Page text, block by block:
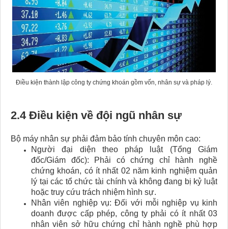
Điều kiện thành lập công ty chứng khoán gồm vốn, nhân sự và pháp lý.
2.4 Điều kiện về đội ngũ nhân sự
Bộ máy nhân sự phải đảm bảo tính chuyên môn cao:
Người đại diện theo pháp luật (Tổng Giám
đốc/Giám đốc): Phải có chứng chỉ hành nghề
chứng khoán, có ít nhất 02 năm kinh nghiệm quản
lý tại các tổ chức tài chính và không đang bị kỷ luật
hoặc truy cứu trách nhiệm hình sự.
Nhân viên nghiệp vụ: Đối với mỗi nghiệp vụ kinh
doanh được cấp phép, công ty phải có ít nhất 03
nhân viên sở hữu chứng chỉ hành nghề phù hợp